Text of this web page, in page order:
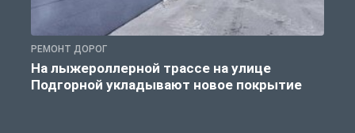
РЕМОНТ ДОРОГ
На лыжероллерной трассе на улице
Подгорной укладывают новое покрытие